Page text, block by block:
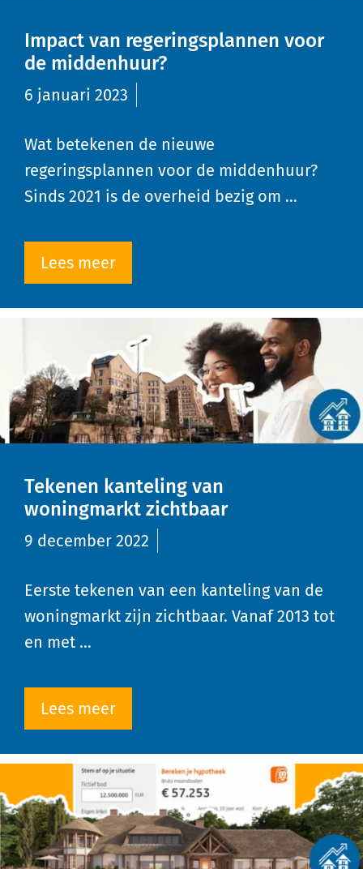
Impact van regeringsplannen voor
de middenhuur?
6 januari 2023
Wat betekenen de nieuwe
regeringsplannen voor de middenhuur?
Sinds 2021 is de overheid bezig om …
Lees meer
Tekenen kanteling van
woningmarkt zichtbaar
9 december 2022
Eerste tekenen van een kanteling van de
woningmarkt zijn zichtbaar. Vanaf 2013 tot
en met …
Lees meer